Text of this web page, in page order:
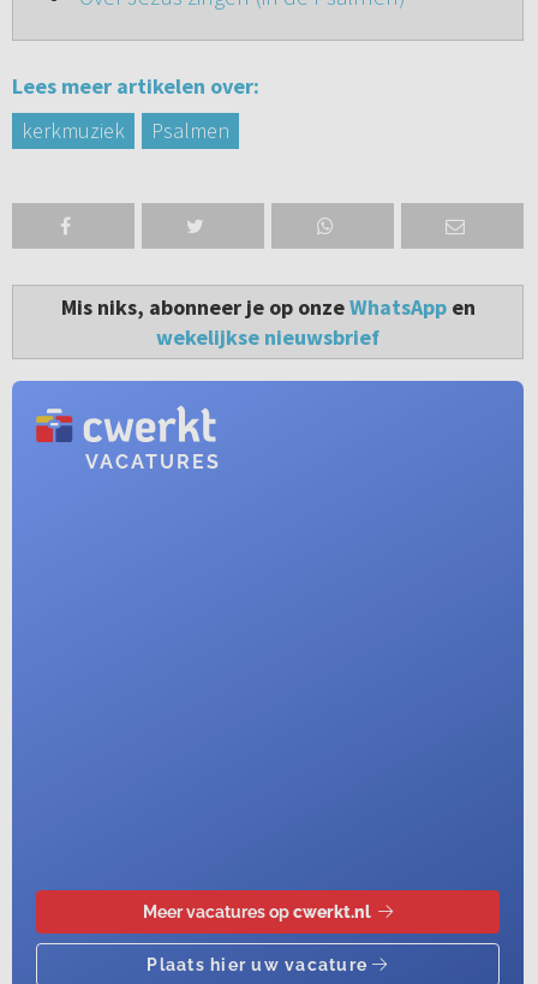
Lees meer artikelen over:
kerkmuziek
Psalmen
Mis niks, abonneer je op onzeWhatsAppen
wekelijkse nieuwsbrief